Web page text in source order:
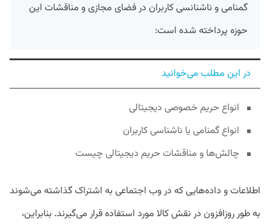
گمنامی و ناشنانسی کاربران در فضای مجازی و مناقشات این
حوزه پرداخته شده است:
در این مطلب می‌خوانید
انواع حریم خصوصی دیجیتالی
انواع گمنامی یا ناشناسی کاربران
چالش‌ها و مناقشات حریم دیجیتالی چیست
اطلاعات و داده‌هایی که در وب اجتماعی به اشتراک گذاشته می‌شوند
به‌ طور روزافزون در نقش کالا مورد استفاده قرار می‌گیرند. بنابراین،